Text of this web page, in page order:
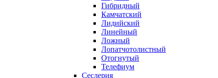
Гибридный
Камчатский
Лидийский
Линейный
Ложный
Лопатчотолистный
Отогнутый
Телефиум
Сеслерия